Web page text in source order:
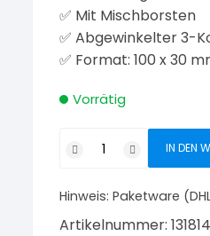
✅ Mit Mischborsten
✅ Abgewinkelter 3-
✅ Format: 100 x 30
Vorrätig
Expert
Flächenstreicher
WoodStar
IN DEN
Hinweis: Paketware
Artikelnummer: